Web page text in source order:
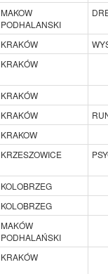
MAKOW
PODHALANSKI
KRAKÓW
KRAKÓW
KRAKÓW
KRAKÓW
KRAKOW
KRZESZOWICE
KOLOBRZEG
KOLOBRZEG
MAKÓW
PODHALAŃSKI
KRAKÓW